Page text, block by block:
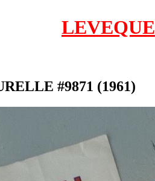
LEVEQUE
#9871 (1961)